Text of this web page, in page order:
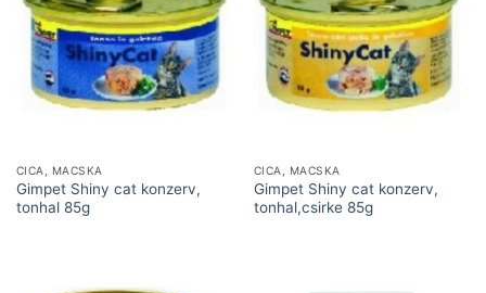
CICA, MACSKA
Gimpet Shiny cat konzerv,
tonhal 85g
CICA, MACSKA
Gimpet Shiny cat konzerv,
tonhal,csirke 85g